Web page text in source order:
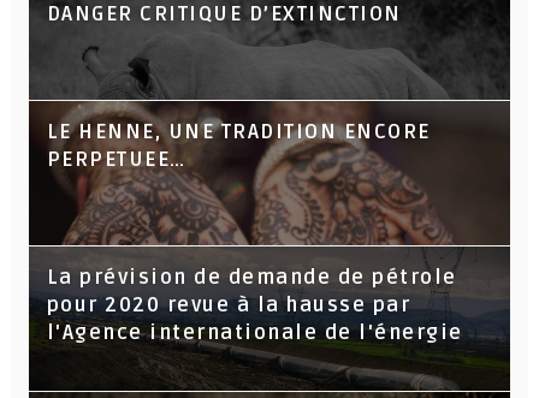
DANGER CRITIQUE D’EXTINCTION
LE HENNE, UNE TRADITION ENCORE
PERPETUEE…
La prévision de demande de pétrole
pour 2020 revue à la hausse par
l'Agence internationale de l'énergie